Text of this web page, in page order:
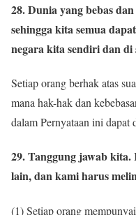
28. Dunia yang bebas
sehingga kita semua
negara kita sendiri dan
Setiap orang berhak atas
mana hak-hak dan
dalam Pernyataan ini dapat
29. Tanggung jawab
lain, dan kami harus
(1) Setiap orang